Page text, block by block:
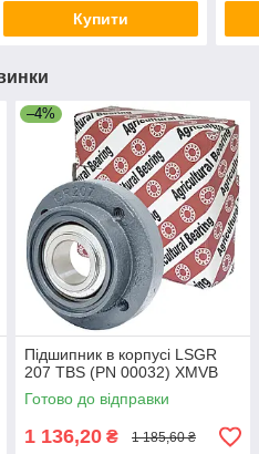
Купити
–4%
Підшипник в корпусі LSGR
207 TBS (PN 00032) XMVB
Готово до відправки
1 136,20 ₴ 1 185,60 ₴